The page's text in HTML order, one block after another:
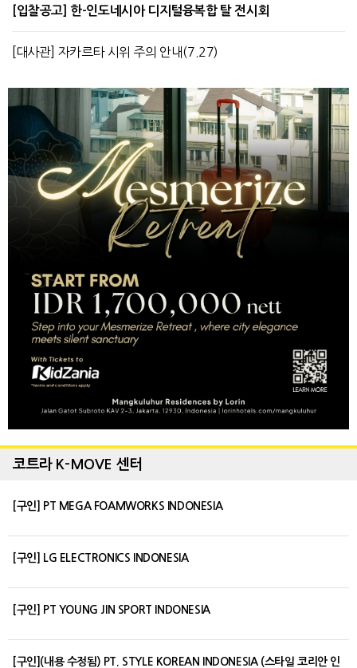
[입찰공고] 한-인도네시아 디지털융복합 탈 전시회
[대사관] 자카르타 시위 주의 안내(7.27)
코트라 K-MOVE 센터
[구인] PT MEGA FOAMWORKS INDONESIA
[구인] LG ELECTRONICS INDONESIA
[구인] PT YOUNG JIN SPORT INDONESIA
[구인](내용 수정됨) PT. STYLE KOREAN INDONESIA (스타일 코리안 인